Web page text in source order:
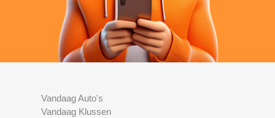
Vandaag Auto's
Vandaag Klussen